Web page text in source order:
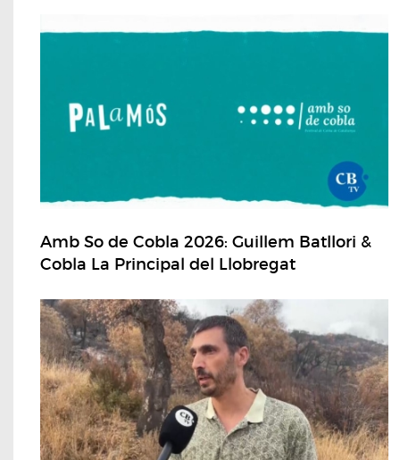
Amb So de Cobla 2026: Guillem Batllori &
Cobla La Principal del Llobregat